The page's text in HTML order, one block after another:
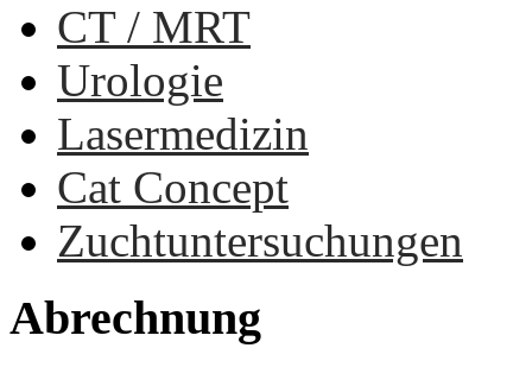
CT / MRT
Urologie
Lasermedizin
Cat Concept
Zuchtuntersuchungen
Abrechnung